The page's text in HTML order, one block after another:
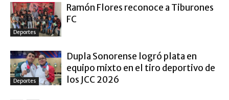
Deportes
Ramón Flores reconoce a Tiburones
FC
Deportes
Dupla Sonorense logró plata en
equipo mixto en el tiro deportivo de
los JCC 2026